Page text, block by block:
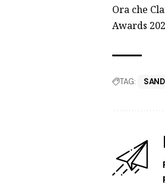
Ora che
Awards
TAG: